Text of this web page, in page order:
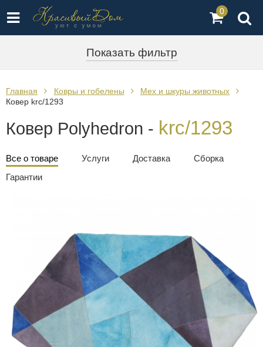
0
Показать фильтр
Главная Ковры и гобелены
Мех и шкуры животных
Ковер krc/1293
Ковер Polyhedron - krc/1293
Все о товаре Услуги Доставка
Сборка
Гарантии